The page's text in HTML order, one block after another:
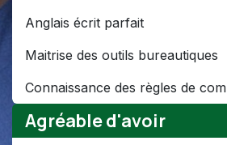
Anglais écrit parfait
Maitrise des outils bureautiques
Connaissance des règles de
Agréable d'avoir